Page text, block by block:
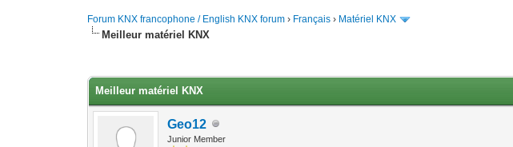
Forum KNX francophone / English KNX forum › Français › Matériel KNX
Meilleur matériel KNX
Meilleur matériel KNX
Geo12
Junior Member